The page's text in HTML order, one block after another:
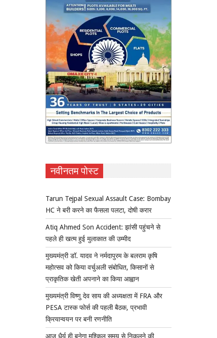
नवीनतम पोस्ट
Tarun Tejpal Sexual Assault Case: Bombay
HC ने बरी करने का फैसला पलटा, दोषी करार
Atiq Ahmed Son Accident: झांसी पहुंचने से
पहले ही खत्म हुई मुलाकात की उम्मीद
मुख्यमंत्री डॉ. यादव ने नर्मदापुरम के बलराम कृषि
महोत्सव को किया वर्चुअली संबोधित, किसानों से
प्राकृतिक खेती अपनाने का किया आह्वान
मुख्यमंत्री विष्णु देव साय की अध्यक्षता में FRA और
PESA टास्क फोर्स की पहली बैठक, प्रभावी
क्रियान्वयन पर बनी रणनीति
आज धैर्य ही बनेगा मुश्किल समय से निकलने की